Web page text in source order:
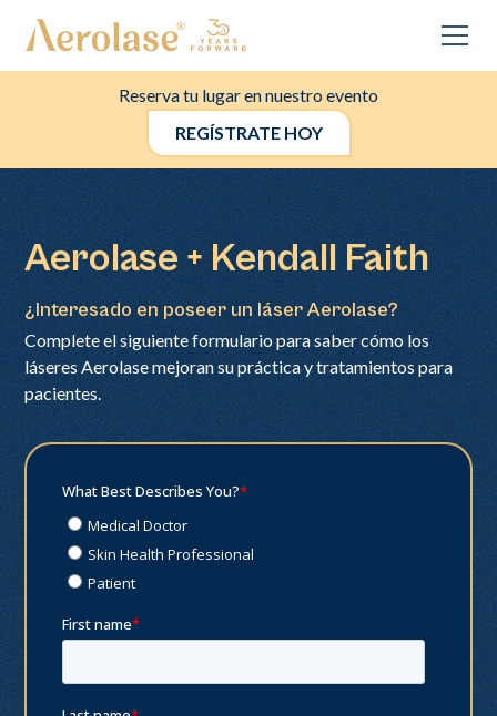
Reserva tu lugar en nuestro evento
REGÍSTRATE HOY
Aerolase + Kendall Faith
¿Interesado en poseer un láser Aerolase?
Complete el siguiente formulario para saber cómo los
láseres Aerolase mejoran su práctica y tratamientos para
pacientes.